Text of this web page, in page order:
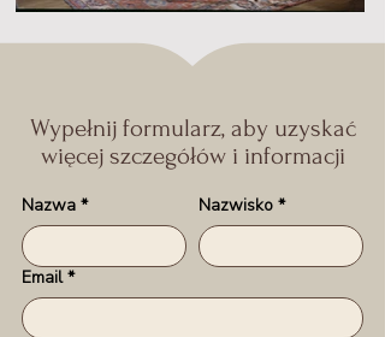
Wypełnij formularz, aby uzyskać
więcej szczegółów i informacji
Nazwa * Nazwisko *
Email *